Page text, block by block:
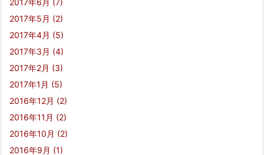
2017年5月 (2)
2017年4月 (5)
2017年3月 (4)
2017年2月 (3)
2017年1月 (5)
2016年12月 (2)
2016年11月 (2)
2016年10月 (2)
2016年9月 (1)